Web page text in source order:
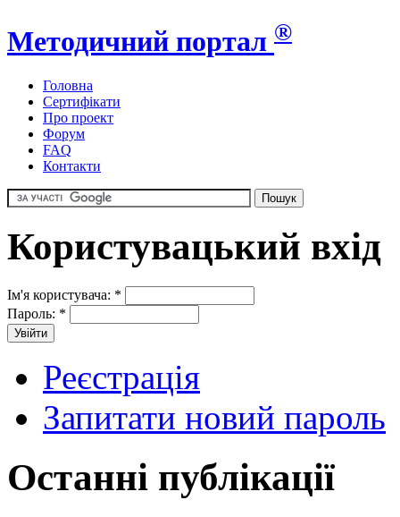
Методичний портал ®
Головна
Сертифікати
Про проект
Форум
FAQ
Контакти
Користувацький вхід
Ім'я користувача: *
Пароль: *
Реєстрація
Запитати новий пароль
Останні публікації